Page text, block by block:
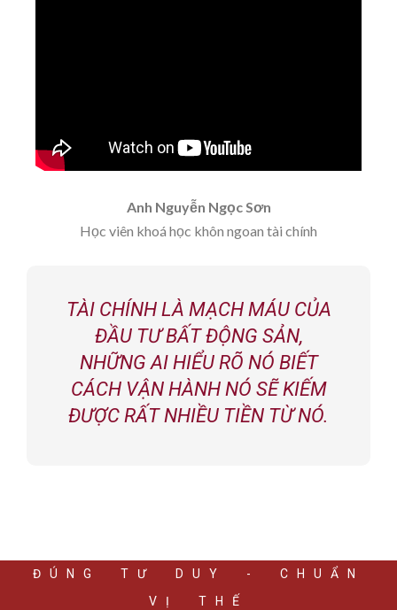
Anh Nguyễn Ngọc Sơn
Học viên khoá học khôn ngoan tài chính
TÀI CHÍNH LÀ MẠCH MÁU CỦA
ĐẦU TƯ BẤT ĐỘNG SẢN,
NHỮNG AI HIỂU RÕ NÓ BIẾT
CÁCH VẬN HÀNH NÓ SẼ KIẾM
ĐƯỢC RẤT NHIỀU TIỀN TỪ NÓ.
ĐÚNG TƯ DUY - CHUẨN
VỊ THẾ